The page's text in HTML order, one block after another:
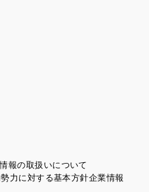
報の取扱いについて
力に対する基本方針企業情報